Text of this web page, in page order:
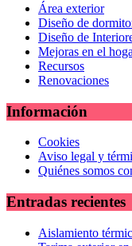
Área exterior
Diseño de
Diseño de
Mejoras en el
Recursos
Renovaciones
Información
Cookies
Aviso legal y
Quiénes somos
Entradas recientes
Aislamiento